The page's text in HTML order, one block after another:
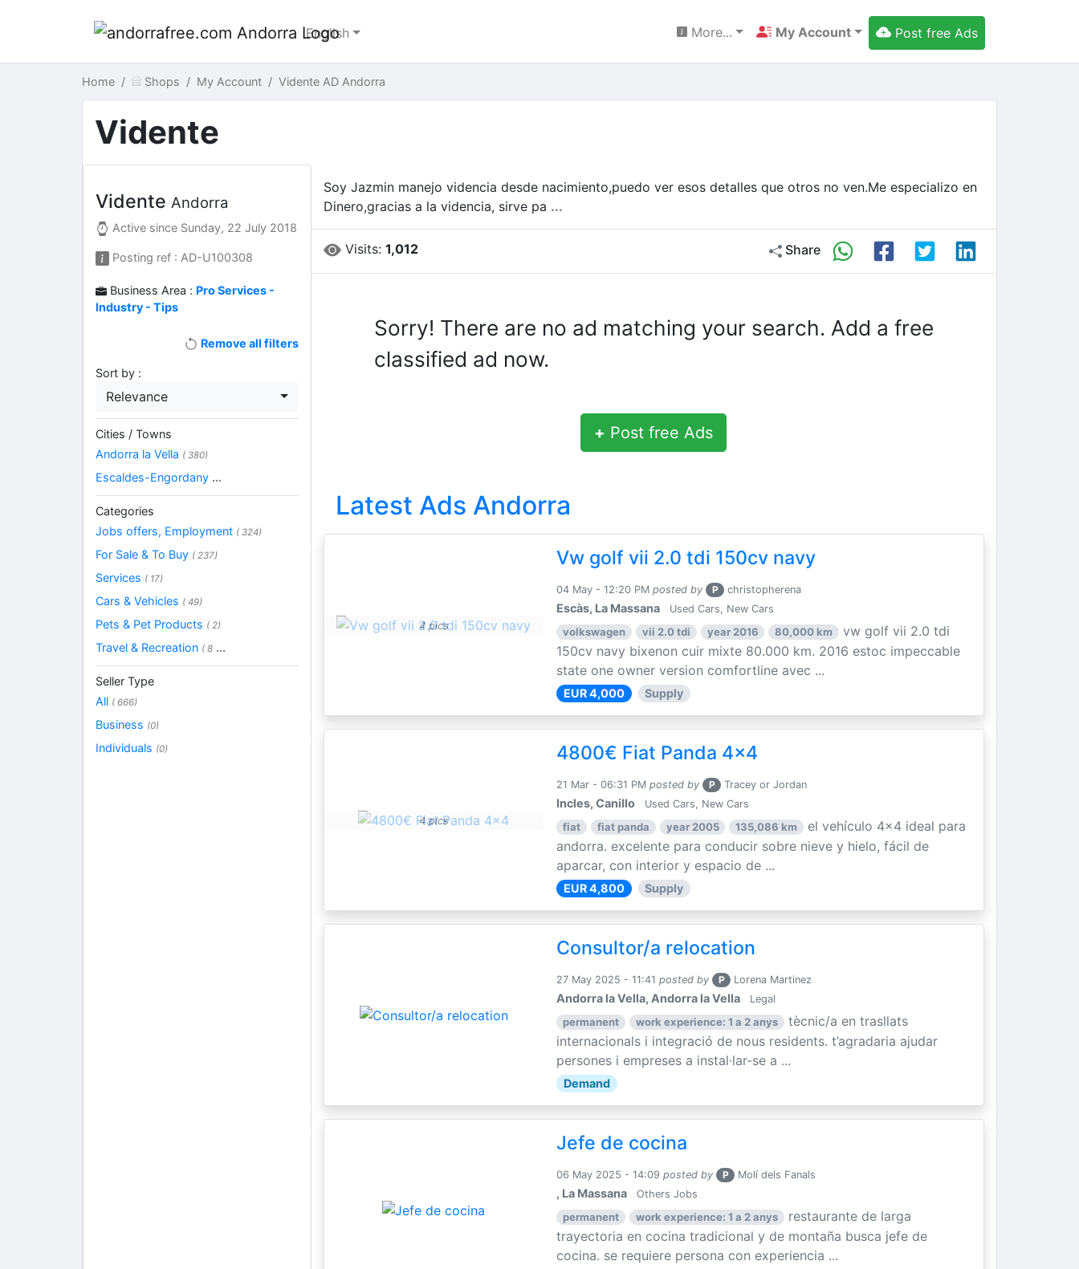
English More... My Account Post free Ads
Home Shops My Account Vidente AD Andorra
Vidente
Soy Jazmin manejo videncia desde nacimiento,puedo ver esos detalles que otros no ven.Me especializo en
Dinero,gracias a la videncia, sirve pa ...
Visits: 1,012 Share
Sorry! There are no ad matching your search. Add a free
classified ad now.
+ Post free Ads
Latest Ads Andorra
4 pics
Vw golf vii 2.0 tdi 150cv navy
04 May - 12:20 PM posted by P christopherena
Escàs, La Massana Used Cars, New Cars
volkswagen vii 2.0 tdi year 2016 80,000 km
vw golf vii 2.0 tdi
150cv navy bixenon cuir mixte 80.000 km. 2016 estoc impeccable
state one owner version comfortline avec ...
EUR 4,000 Supply
4 pics
4800€ Fiat Panda 4x4
21 Mar - 06:31 PM posted by P Tracey or Jordan
Incles, Canillo Used Cars, New Cars
fiat fiat panda year 2005 135,086 km
el vehículo 4x4 ideal para
andorra. excelente para conducir sobre nieve y hielo, fácil de
aparcar, con interior y espacio de ...
EUR 4,800 Supply
Consultor/a relocation
27 May 2025 - 11:41 posted by P Lorena Martinez
Andorra la Vella, Andorra la Vella Legal
permanent work experience: 1 a 2 anys
tècnic/a en trasllats
internacionals i integració de nous residents. t’agradaria ajudar
persones i empreses a instal·lar-se a ...
Demand
Jefe de cocina
06 May 2025 - 14:09 posted by P Molí dels Fanals
, La Massana Others Jobs
permanent work experience: 1 a 2 anys
restaurante de larga
trayectoria en cocina tradicional y de montaña busca jefe de
cocina. se requiere persona con experiencia ...
Vidente Andorra
Active since Sunday, 22 July 2018
Posting ref : AD-U100308
Business Area : Pro Services -
Industry - Tips
Remove all filters
Sort by :
Relevance
Cities / Towns
Andorra la Vella ( 380)
Escaldes-Engordany ...
Categories
Jobs offers, Employment ( 324)
For Sale & To Buy ( 237)
Services ( 17)
Cars & Vehicles ( 49)
Pets & Pet Products ( 2)
Travel & Recreation ( 8 ...
Seller Type
All ( 666)
Business (0)
Individuals (0)